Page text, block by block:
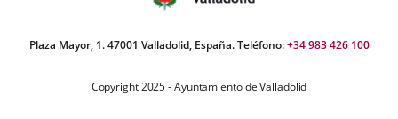
Plaza Mayor, 1. 47001 Valladolid, España. Teléfono:+34 983 426 100
Copyright 2025 - Ayuntamiento de Valladolid